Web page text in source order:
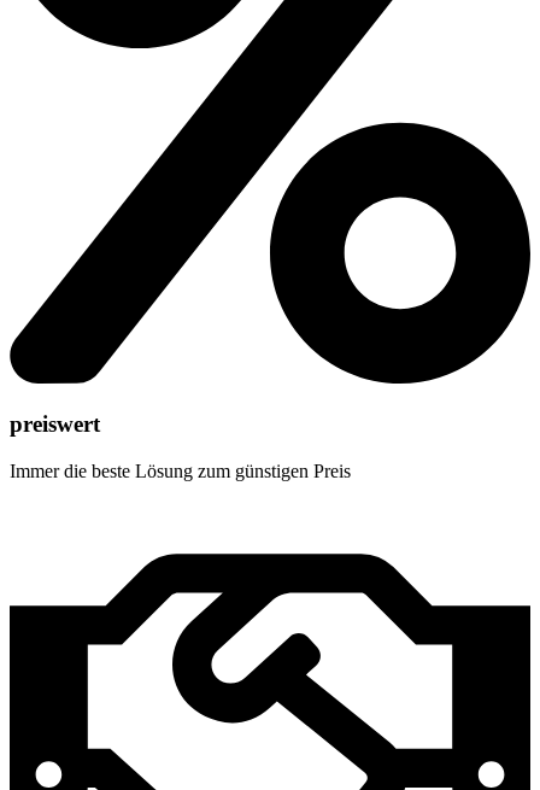
preiswert
Immer die beste Lösung zum günstigen Preis